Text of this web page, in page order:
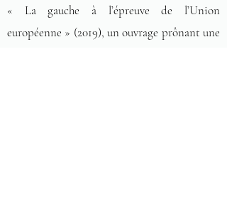
« La gauche à l’épreuve de l’Union
européenne » (2019), un ouvrage prônant une